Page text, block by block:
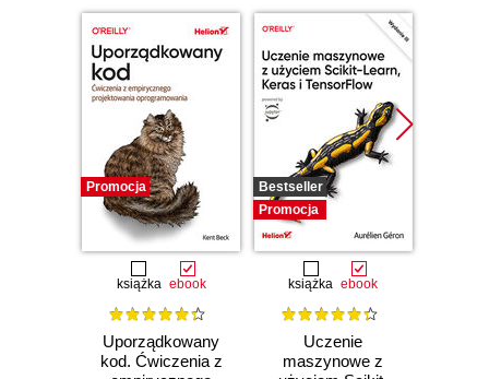
Promocja
książka ebook
Uporządkowany
kod. Ćwiczenia z
Bestseller
Promocja
książka ebook
Uczenie
maszynowe z